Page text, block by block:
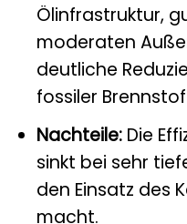
Ölinfrastruktur,
moderaten
deutliche
fossiler
Nachteile:Die
sinkt bei sehr
den Einsatz des
macht.